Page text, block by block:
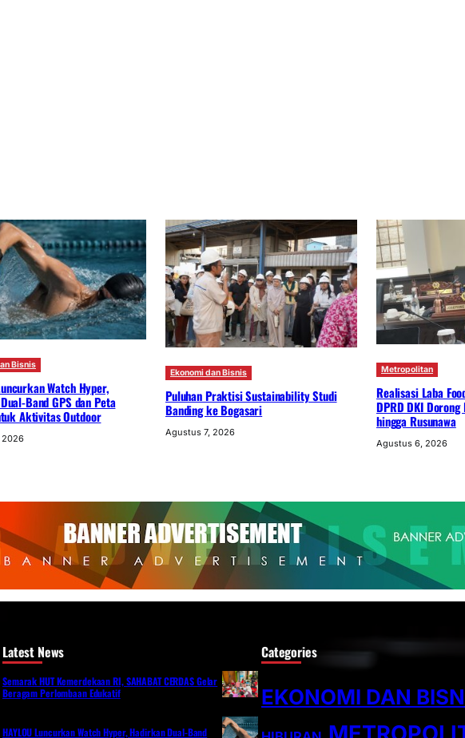
Bisnis
Watch Hyper,
Band GPS dan Peta
Aktivitas Outdoor
2026
Ekonomi dan Bisnis
Puluhan Praktisi Sustainability Studi
Banding ke Bogasari
Agustus 7, 2026
Metropolitan
Realisasi Laba
DPRD DKI
hingga Rusunawa
Agustus 6, 2026
Latest News
Semarak HUT Kemerdekaan RI, SAHABAT CERDAS Gelar
Beragam Perlombaan Edukatif
HAYLOU Luncurkan Watch Hyper, Hadirkan Dual-Band
Categories
EKONOMI DAN